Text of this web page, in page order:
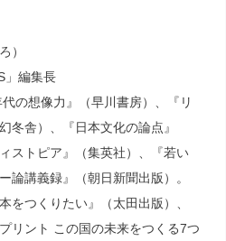
）
」編集長
の想像力』（早川書房）、『リ
冬舎）、『日本文化の論点』
ストピア』（集英社）、『若い
論講義録』（朝日新聞出版）。
をつくりたい』（太田出版）、
リント この国の未来をつくる7つ